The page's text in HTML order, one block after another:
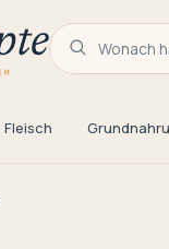
Wonach
Fleisch